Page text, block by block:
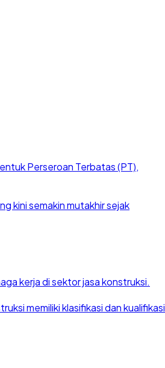
Perseroan Terbatas (PT),
kini semakin mutakhir sejak
kerja di sektor jasa konstruksi.
memiliki klasifikasi dan kualifikasi